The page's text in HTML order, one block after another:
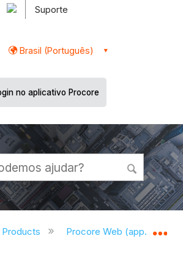
Suporte
Brasil (Português)
no aplicativo Procore
recolher hierarquia
Products Procore Web